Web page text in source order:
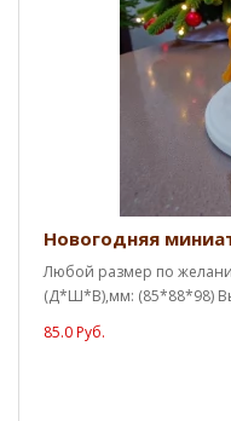
Новогодняя
Любой размер по
(Д*Ш*В),мм: (85*88*98)
85.0 Руб.